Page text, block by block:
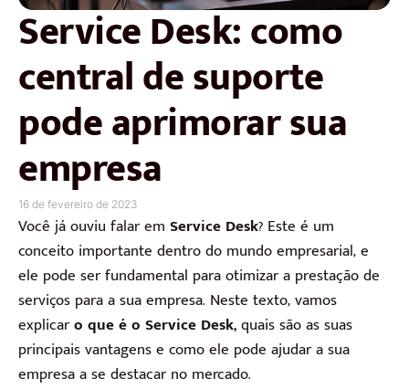
Service Desk: como
central de suporte
pode aprimorar sua
empresa
16 de fevereiro de 2023
Você já ouviu falar em Service Desk? Este é um
conceito importante dentro do mundo empresarial, e
ele pode ser fundamental para otimizar a prestação de
serviços para a sua empresa. Neste texto, vamos
explicaro que é o Service Desk,quais são as suas
principais vantagens e como ele pode ajudar a sua
empresa a se destacar no mercado.